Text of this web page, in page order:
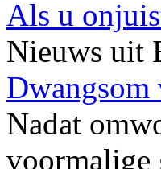
Als u
Nieuws uit
Dwangsom
Nadat
voormalige